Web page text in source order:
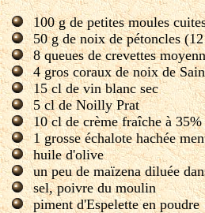
100 g de petites moules
50 g de noix de pétoncles
8 queues de crevettes
4 gros coraux de noix de
15 cl de vin blanc sec
5 cl de Noilly Prat
10 cl de crème fraîche à
1 grosse échalote hachée
huile d'olive
un peu de maïzena diluée
sel, poivre du moulin
piment d'Espelette en poudre